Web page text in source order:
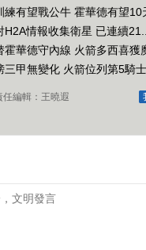
練有望戰公牛 霍華德有望10
H2A情報收集衛星 已連續
霍華德守內線 火箭多西喜獲
三甲無變化 火箭位列第5騎
任編輯：王曉遐